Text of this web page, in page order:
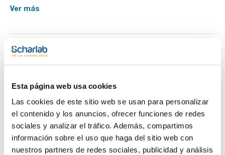
Esta página web usa cookies
Las cookies de este sitio web se usan para personalizar
el contenido y los anuncios, ofrecer funciones de redes
sociales y analizar el tráfico. Además, compartimos
información sobre el uso que haga del sitio web con
nuestros partners de redes sociales, publicidad y análisis
Una selección de ingredientes y productos químicos
Ver más
Te puede interesar